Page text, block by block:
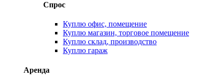
Спрос
Куплю офис, помещение
Куплю магазин, торговое помещение
Куплю склад, производство
Куплю гараж
Аренда